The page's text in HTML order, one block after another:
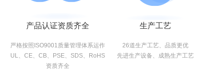
产品认证资质齐全
严格按照ISO9001质量管理体系运作
UL、CE、CB、PSE、SDS、RoHS
资质齐全
生产工艺
26道生产工艺、品质更优
先进生产设备、成熟生产工艺